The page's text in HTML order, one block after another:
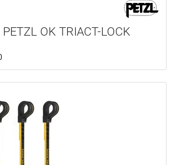
OK TRIACT-LOCK